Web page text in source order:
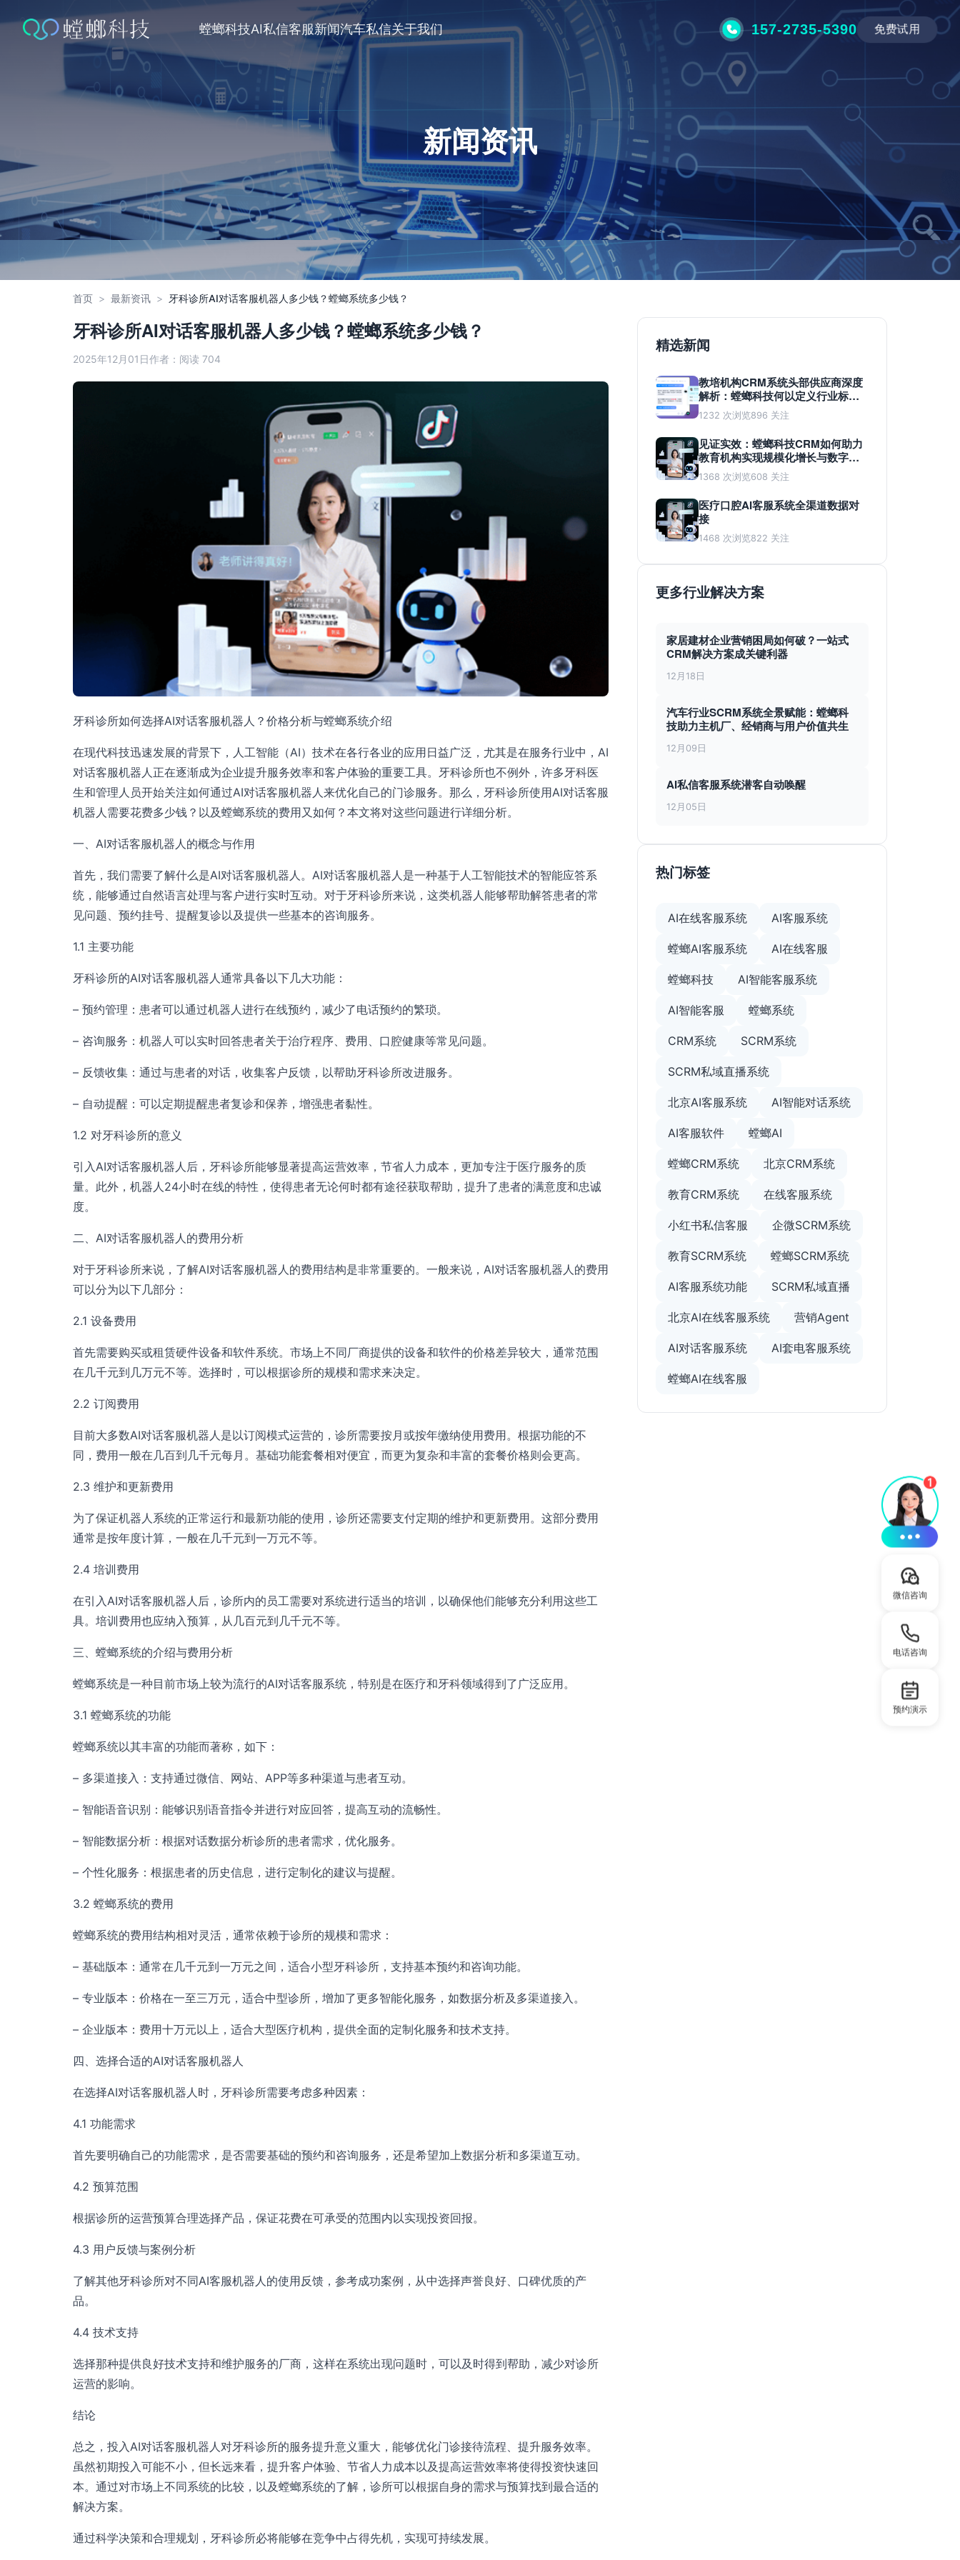
转
螳螂科技AI私信客服新闻汽车私信关于我们 157-2735-5390 免费试用
新闻资讯
首页 > 最新资讯 > 牙科诊所AI对话客服机器人多少钱？螳螂系统多少钱？
牙科诊所AI对话客服机器人多少钱？螳螂系统多少钱？
2025年12月01日作者： 阅读 704
牙科诊所如何选择AI对话客服机器人？价格分析与螳螂系统介绍
在现代科技迅速发展的背景下，人工智能（AI）技术在各行各业的应用日益广泛，尤其是在服务行业中，AI
对话客服机器人正在逐渐成为企业提升服务效率和客户体验的重要工具。牙科诊所也不例外，许多牙科医
生和管理人员开始关注如何通过AI对话客服机器人来优化自己的门诊服务。那么，牙科诊所使用AI对话客服
机器人需要花费多少钱？以及螳螂系统的费用又如何？本文将对这些问题进行详细分析。
一、AI对话客服机器人的概念与作用
首先，我们需要了解什么是AI对话客服机器人。AI对话客服机器人是一种基于人工智能技术的智能应答系
统，能够通过自然语言处理与客户进行实时互动。对于牙科诊所来说，这类机器人能够帮助解答患者的常
见问题、预约挂号、提醒复诊以及提供一些基本的咨询服务。
1.1 主要功能
牙科诊所的AI对话客服机器人通常具备以下几大功能：
– 预约管理：患者可以通过机器人进行在线预约，减少了电话预约的繁琐。
– 咨询服务：机器人可以实时回答患者关于治疗程序、费用、口腔健康等常见问题。
– 反馈收集：通过与患者的对话，收集客户反馈，以帮助牙科诊所改进服务。
– 自动提醒：可以定期提醒患者复诊和保养，增强患者黏性。
1.2 对牙科诊所的意义
引入AI对话客服机器人后，牙科诊所能够显著提高运营效率，节省人力成本，更加专注于医疗服务的质
量。此外，机器人24小时在线的特性，使得患者无论何时都有途径获取帮助，提升了患者的满意度和忠诚
度。
二、AI对话客服机器人的费用分析
对于牙科诊所来说，了解AI对话客服机器人的费用结构是非常重要的。一般来说，AI对话客服机器人的费用
可以分为以下几部分：
2.1 设备费用
首先需要购买或租赁硬件设备和软件系统。市场上不同厂商提供的设备和软件的价格差异较大，通常范围
在几千元到几万元不等。选择时，可以根据诊所的规模和需求来决定。
2.2 订阅费用
目前大多数AI对话客服机器人是以订阅模式运营的，诊所需要按月或按年缴纳使用费用。根据功能的不
同，费用一般在几百到几千元每月。基础功能套餐相对便宜，而更为复杂和丰富的套餐价格则会更高。
2.3 维护和更新费用
为了保证机器人系统的正常运行和最新功能的使用，诊所还需要支付定期的维护和更新费用。这部分费用
通常是按年度计算，一般在几千元到一万元不等。
2.4 培训费用
在引入AI对话客服机器人后，诊所内的员工需要对系统进行适当的培训，以确保他们能够充分利用这些工
具。培训费用也应纳入预算，从几百元到几千元不等。
三、螳螂系统的介绍与费用分析
螳螂系统是一种目前市场上较为流行的AI对话客服系统，特别是在医疗和牙科领域得到了广泛应用。
3.1 螳螂系统的功能
螳螂系统以其丰富的功能而著称，如下：
– 多渠道接入：支持通过微信、网站、APP等多种渠道与患者互动。
– 智能语音识别：能够识别语音指令并进行对应回答，提高互动的流畅性。
– 智能数据分析：根据对话数据分析诊所的患者需求，优化服务。
– 个性化服务：根据患者的历史信息，进行定制化的建议与提醒。
3.2 螳螂系统的费用
螳螂系统的费用结构相对灵活，通常依赖于诊所的规模和需求：
– 基础版本：通常在几千元到一万元之间，适合小型牙科诊所，支持基本预约和咨询功能。
– 专业版本：价格在一至三万元，适合中型诊所，增加了更多智能化服务，如数据分析及多渠道接入。
– 企业版本：费用十万元以上，适合大型医疗机构，提供全面的定制化服务和技术支持。
四、选择合适的AI对话客服机器人
在选择AI对话客服机器人时，牙科诊所需要考虑多种因素：
4.1 功能需求
首先要明确自己的功能需求，是否需要基础的预约和咨询服务，还是希望加上数据分析和多渠道互动。
4.2 预算范围
根据诊所的运营预算合理选择产品，保证花费在可承受的范围内以实现投资回报。
4.3 用户反馈与案例分析
了解其他牙科诊所对不同AI客服机器人的使用反馈，参考成功案例，从中选择声誉良好、口碑优质的产
品。
4.4 技术支持
选择那种提供良好技术支持和维护服务的厂商，这样在系统出现问题时，可以及时得到帮助，减少对诊所
运营的影响。
结论
总之，投入AI对话客服机器人对牙科诊所的服务提升意义重大，能够优化门诊接待流程、提升服务效率。
虽然初期投入可能不小，但长远来看，提升客户体验、节省人力成本以及提高运营效率将使得投资快速回
本。通过对市场上不同系统的比较，以及螳螂系统的了解，诊所可以根据自身的需求与预算找到最合适的
解决方案。
通过科学决策和合理规划，牙科诊所必将能够在竞争中占得先机，实现可持续发展。
精选新闻
教培机构CRM系统头部供应商深度
解析：螳螂科技何以定义行业标
准？
1232 次浏览896 关注
见证实效：螳螂科技CRM如何助力
教育机构实现规模化增长与数字化
蜕变
1368 次浏览608 关注
医疗口腔AI客服系统全渠道数据对
接
1468 次浏览822 关注
更多行业解决方案
家居建材企业营销困局如何破？一站式
CRM解决方案成关键利器
12月18日
汽车行业SCRM系统全景赋能：螳螂科
技助力主机厂、经销商与用户价值共生
12月09日
AI私信客服系统潜客自动唤醒
12月05日
热门标签
AI在线客服系统 AI客服系统
螳螂AI客服系统 AI在线客服
螳螂科技 AI智能客服系统
AI智能客服 螳螂系统
CRM系统 SCRM系统
SCRM私域直播系统
北京AI客服系统 AI智能对话系统
AI客服软件 螳螂AI
螳螂CRM系统 北京CRM系统
教育CRM系统 在线客服系统
小红书私信客服 企微SCRM系统
教育SCRM系统 螳螂SCRM系统
AI客服系统功能 SCRM私域直播
北京AI在线客服系统 营销Agent
AI对话客服系统 AI套电客服系统
螳螂AI在线客服
微信咨询
电话咨询
预约演示